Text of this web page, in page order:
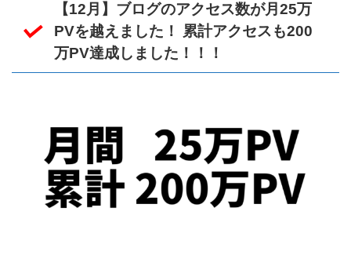
【12月】ブログのアクセス数が月25万
PVを越えました！ 累計アクセスも200
万PV達成しました！！！